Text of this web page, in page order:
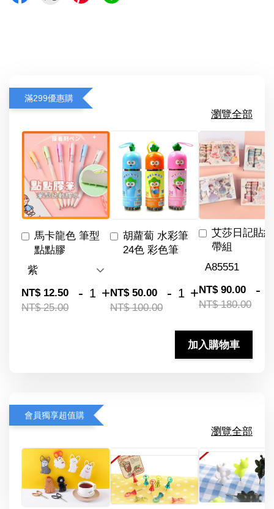
滿299優惠購
瀏覽全部
馬卡龍色 筆型
點點膠
NT$ 12.50
NT$ 25.00
- +
胡蘿蔔 水彩筆
24色 彩色筆
NT$ 50.00
NT$ 100.00
- +
艾莎日記貼
帶組
NT$ 90.00
NT$ 180.00
-
加入購物車
會員獨享超值購
瀏覽全部